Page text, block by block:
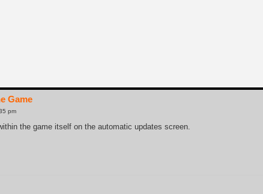
Game
pm
the game itself on the automatic updates screen.